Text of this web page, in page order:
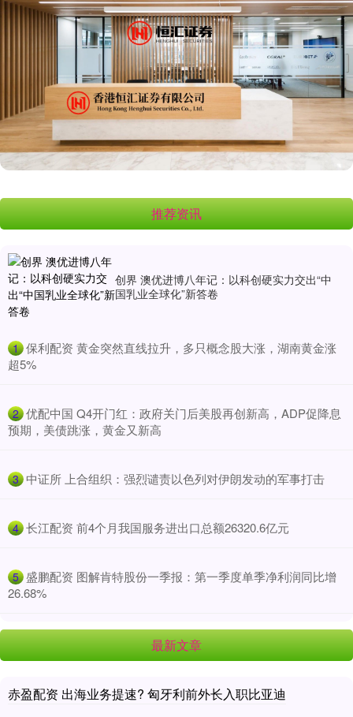
推荐资讯
创界 澳优进博八年记：以科创硬实力交出“中
国乳业全球化”新答卷
1 ​保利配资 黄金突然直线拉升，多只概念股大涨，湖南黄金涨
超5%
2 ​优配中国 Q4开门红：政府关门后美股再创新高，ADP促降息
预期，美债跳涨，黄金又新高
3 ​中证所 上合组织：强烈谴责以色列对伊朗发动的军事打击
4 ​长江配资 前4个月我国服务进出口总额26320.6亿元
5 ​盛鹏配资 图解肯特股份一季报：第一季度单季净利润同比增
26.68%
最新文章
赤盈配资 出海业务提速? 匈牙利前外长入职比亚迪